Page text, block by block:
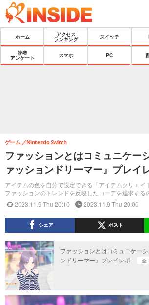
ホーム
アクセス
ランキング
スイッチ
読者
アンケート
スマホ PC
ファッションとはコミュニケー
ァッションドリーマー』プレイ
アイテムの色を自分で設定できる「アイテムクリエイ
ファッションのトレンドを反映したコーデを追求する
ゲーム Nintendo Switch
2023.11.9 Thu 20:10 2023.11.9 Thu 20:00
シェア ポスト
ファッションとはコミュニケー
ンドリーマー』プレイレポ
全